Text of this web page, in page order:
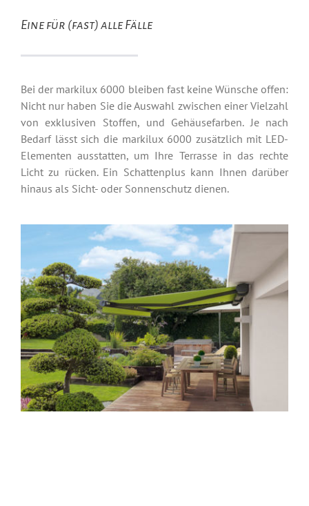
Eine für (fast) alle Fälle
Bei der markilux 6000 bleiben fast keine Wünsche offen:
Nicht nur haben Sie die Auswahl zwischen einer Vielzahl
von exklusiven Stoffen, und Gehäusefarben. Je nach
Bedarf lässt sich die markilux 6000 zusätzlich mit LED-
Elementen ausstatten, um Ihre Terrasse in das rechte
Licht zu rücken. Ein Schattenplus kann Ihnen darüber
hinaus als Sicht- oder Sonnenschutz dienen.